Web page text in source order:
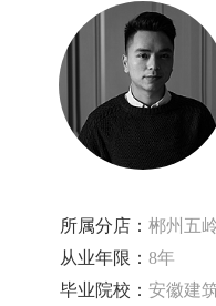
所属分店： 郴州五
从业年限： 8年
毕业院校： 安徽建